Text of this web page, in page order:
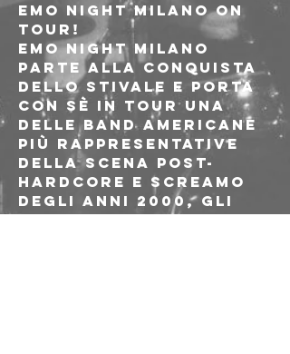
EMO NIGHT MILANO ON
TOUR!
Emo Night Milano
parte alla conquista
dello stivale e porta
con sè in tour una
delle band americane
più rappresentative
della scena post-
hardcore e screamo
degli anni 2000, gli
Eyes Set To Kill!